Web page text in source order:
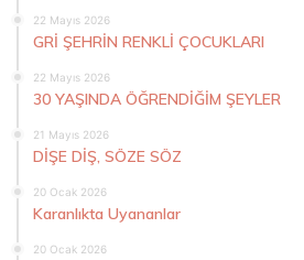
22 Mayıs 2026
GRİ ŞEHRİN RENKLİ ÇOCUKLARI
22 Mayıs 2026
30 YAŞINDA ÖĞRENDİĞİM ŞEYLER
21 Mayıs 2026
DİŞE DİŞ, SÖZE SÖZ
20 Ocak 2026
Karanlıkta Uyananlar
20 Ocak 2026